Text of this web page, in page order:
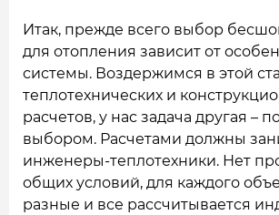
Итак, прежде всего выбор
для отопления зависит от
системы. Воздержимся в этой
теплотехнических и
расчетов, у нас задача другая –
выбором. Расчетами должны
инженеры-теплотехники. Нет
общих условий, для каждого
разные и все рассчитывается